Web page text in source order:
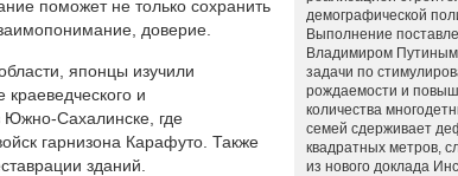
поможет не только сохранить
доверие.
японцы изучили
краеведческого и
Южно-Сахалинске, где
гарнизона Карафуто. Также
зданий.
демографической
Выполнение
Владимиром Путиным
задачи по
рождаемости и
количества
семей сдерживает
квадратных метров,
из нового доклада